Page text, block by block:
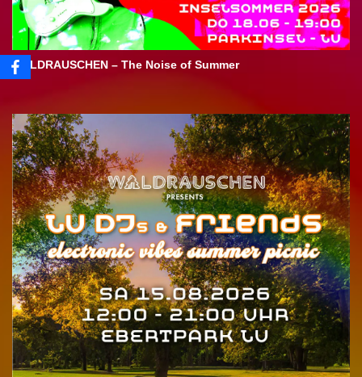
WALDRAUSCHEN – The Noise of Summer